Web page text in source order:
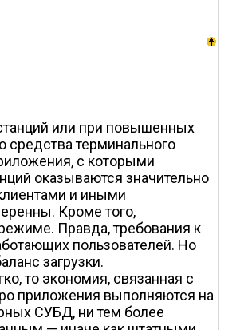
или при повышенных
средства терминального
с которыми
оказываются значительно
и иными
Кроме того,
Правда, требования к
пользователей. Но
загрузки.
то экономия, связанная с
приложения выполняются на
СУБД, ни тем более